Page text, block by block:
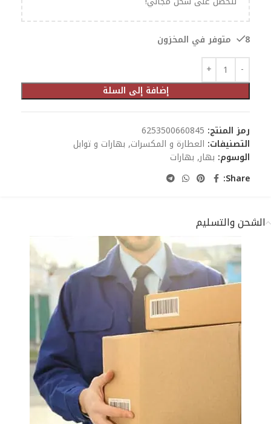
8 متوفر في المخزون
إضافة إلى السلة
رمز المنتج: 6253500660845
التصنيفات: العطارة و المكسرات, بهارات و توابل
الوسوم: بهار, بهارات
Share:
الشحن والتسليم